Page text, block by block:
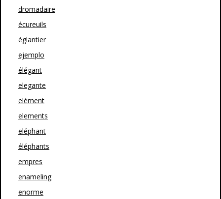
dromadaire
écureuils
églantier
ejemplo
élégant
elegante
elément
elements
eléphant
éléphants
empres
enameling
enorme